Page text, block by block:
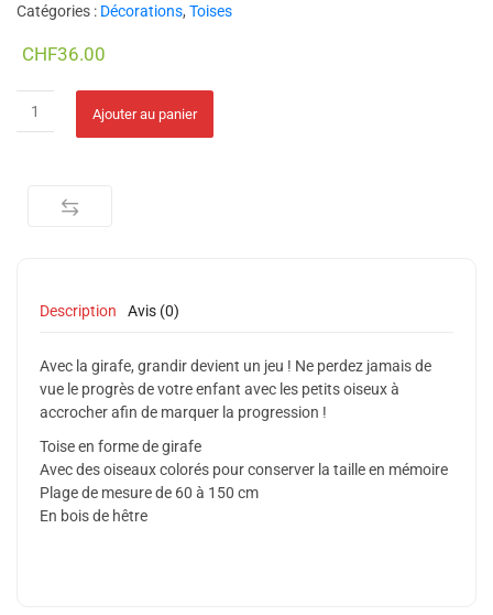
Catégories : Décorations, Toises
CHF36.00
Ajouter au panier
Description Avis (0)
Avec la girafe, grandir devient un jeu ! Ne perdez jamais de
vue le progrès de votre enfant avec les petits oiseux à
accrocher afin de marquer la progression !
Toise en forme de girafe
Avec des oiseaux colorés pour conserver la taille en mémoire
Plage de mesure de 60 à 150 cm
En bois de hêtre